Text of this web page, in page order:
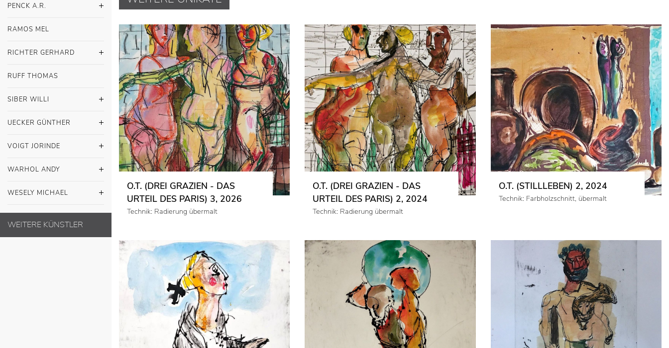
PENCK A.R.
RAMOS MEL
RICHTER GERHARD
RUFF THOMAS
SIBER WILLI
UECKER GÜNTHER
VOIGT JORINDE
WARHOL ANDY
WESELY MICHAEL
WEITERE KÜNSTLER
O.T. (DREI GRAZIEN - DAS
URTEIL DES PARIS) 3, 2026
Technik: Radierung übermalt
O.T. (DREI GRAZIEN - DAS
URTEIL DES PARIS) 2, 2024
Technik: Radierung übermalt
O.T. (STILLLEBEN) 2, 2024
Technik: Farbholzschnitt, übermalt